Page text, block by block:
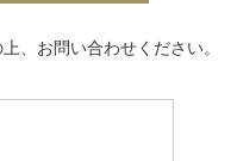
、お問い合わせください。